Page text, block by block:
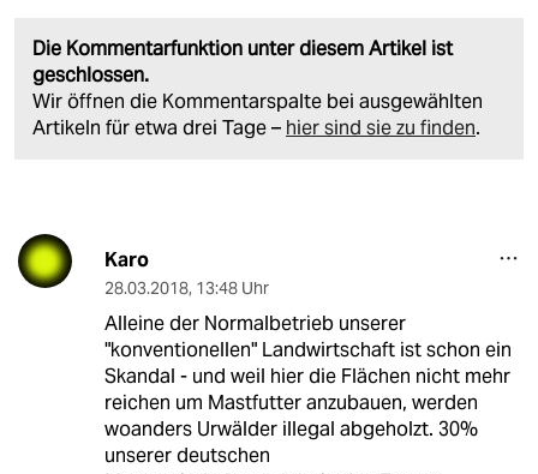
Die Kommentarfunktion unter diesem Artikel ist
geschlossen.
Wir öffnen die Kommentarspalte bei ausgewählten
Artikeln für etwa drei Tage – hier sind sie zu finden.
Karo
28.03.2018, 13:48 Uhr
Alleine der Normalbetrieb unserer
"konventionellen" Landwirtschaft ist schon ein
Skandal - und weil hier die Flächen nicht mehr
reichen um Mastfutter anzubauen, werden
woanders Urwälder illegal abgeholzt. 30%
unserer deutschen